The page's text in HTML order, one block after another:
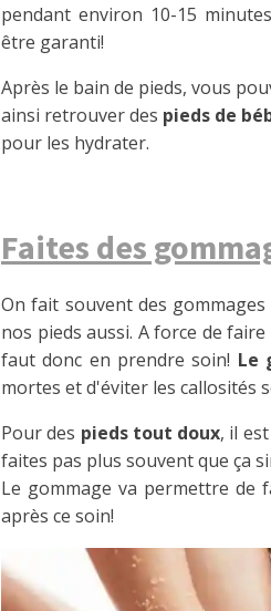
pendant environ 10-15
être garanti!
Après le bain de pieds, vous
ainsi retrouver des pieds de
pour les hydrater.
Faites des
On fait souvent des
nos pieds aussi. A force de faire
faut donc en prendre soin! Le
mortes et d'éviter les callosités
Pour des pieds tout doux, il
faites pas plus souvent que ça
Le gommage va permettre de
après ce soin!